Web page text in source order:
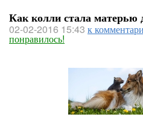
Как колли стала матерью
02-02-2016 15:43 к
понравилось!